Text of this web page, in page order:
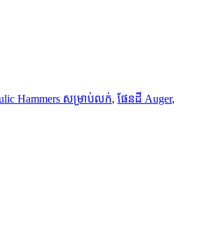
Hammers សម្រាប់លក់, ផែនដី Auger,